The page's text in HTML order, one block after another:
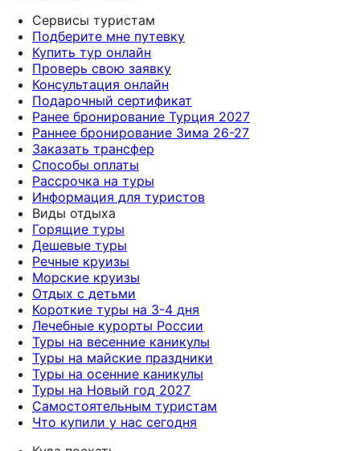
Сервисы туристам
Подберите мне путевку
Купить тур онлайн
Проверь свою заявку
Консультация онлайн
Подарочный сертификат
Ранее бронирование Турция 2027
Раннее бронирование Зима 26-27
Заказать трансфер
Способы оплаты
Рассрочка на туры
Информация для туристов
Виды отдыха
Горящие туры
Дешевые туры
Речные круизы
Морские круизы
Отдых с детьми
Короткие туры на 3-4 дня
Лечебные курорты России
Туры на весенние каникулы
Туры на майские праздники
Туры на осенние каникулы
Туры на Новый год 2027
Самостоятельным туристам
Что купили у нас сегодня